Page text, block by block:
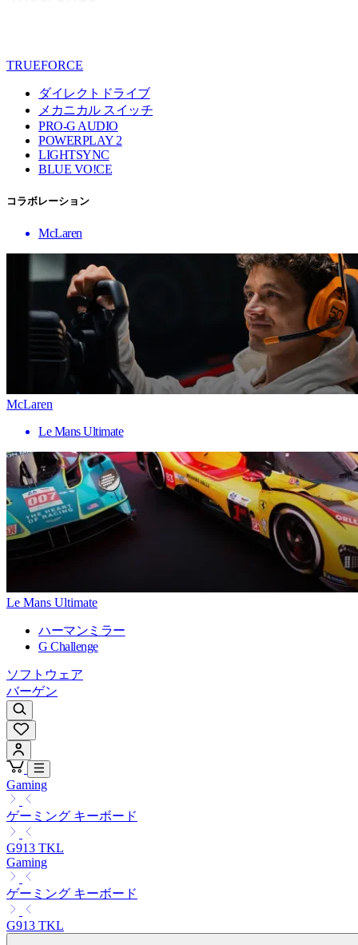
TRUEFORCE
ダイレクトドライブ
メカニカル スイッチ
PRO-G AUDIO
POWERPLAY 2
LIGHTSYNC
BLUE VO!CE
コラボレーション
McLaren
McLaren
Le Mans Ultimate
Le Mans Ultimate
ハーマンミラー
G Challenge
ソフトウェア
バーゲン
Gaming
ゲーミング キーボード
G913 TKL
Gaming
ゲーミング キーボード
G913 TKL